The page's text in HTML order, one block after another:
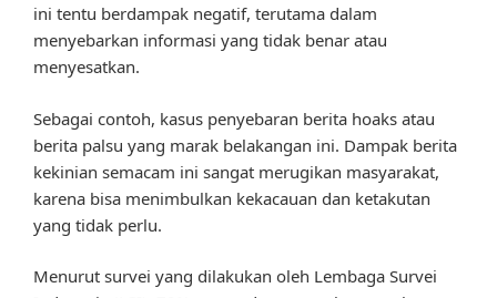
ini tentu berdampak negatif, terutama dalam
menyebarkan informasi yang tidak benar atau
menyesatkan.
Sebagai contoh, kasus penyebaran berita hoaks atau
berita palsu yang marak belakangan ini. Dampak berita
kekinian semacam ini sangat merugikan masyarakat,
karena bisa menimbulkan kekacauan dan ketakutan
yang tidak perlu.
Menurut survei yang dilakukan oleh Lembaga Survei